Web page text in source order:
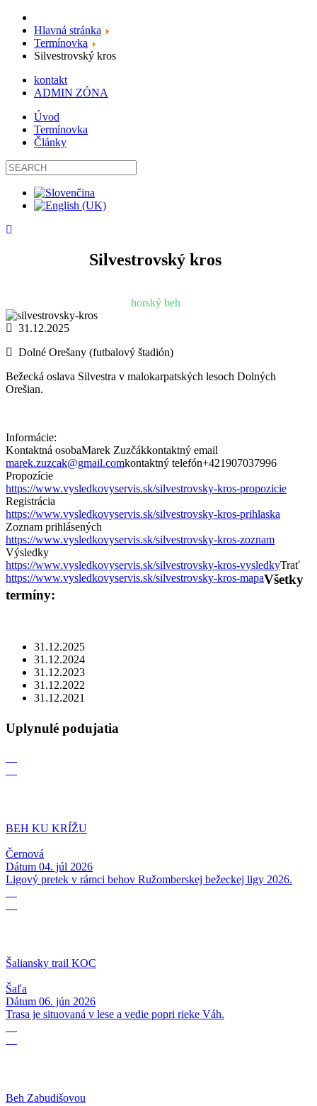
Hlavná stránka
Termínovka
Silvestrovský kros
kontakt
ADMIN ZÓNA
Úvod
Termínovka
Články
Silvestrovský kros
horský beh
31.12.2025
Dolné Orešany (futbalový štadión)
Bežecká oslava Silvestra v malokarpatských lesoch Dolných
Orešian.
Informácie:
Kontaktná osobaMarek Zuzčákkontaktný email
marek.zuzcak@gmail.comkontaktný telefón+421907037996
Propozície
https://www.vysledkovyservis.sk/silvestrovsky-kros-propozicie
Registrácia
https://www.vysledkovyservis.sk/silvestrovsky-kros-prihlaska
Zoznam prihlásených
https://www.vysledkovyservis.sk/silvestrovsky-kros-zoznam
Výsledky
https://www.vysledkovyservis.sk/silvestrovsky-kros-vysledkyTrať
https://www.vysledkovyservis.sk/silvestrovsky-kros-mapaVšetky
termíny:
31.12.2025
31.12.2024
31.12.2023
31.12.2022
31.12.2021
Uplynulé podujatia
BEH KU KRÍŽU
Černová
Dátum 04. júl 2026
Ligový pretek v rámci behov Ružomberskej bežeckej ligy 2026.
Šaliansky trail KOC
Šaľa
Dátum 06. jún 2026
Trasa je situovaná v lese a vedie popri rieke Váh.
Beh Zabudišovou